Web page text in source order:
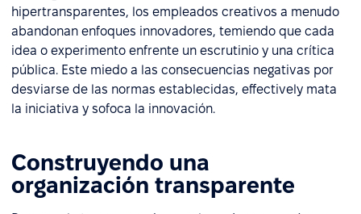
hipertransparentes, los empleados creativos a menudo
abandonan enfoques innovadores, temiendo que cada
idea o experimento enfrente un escrutinio y una crítica
pública. Este miedo a las consecuencias negativas por
desviarse de las normas establecidas, effectively mata
la iniciativa y sofoca la innovación.
Construyendo una
organización transparente